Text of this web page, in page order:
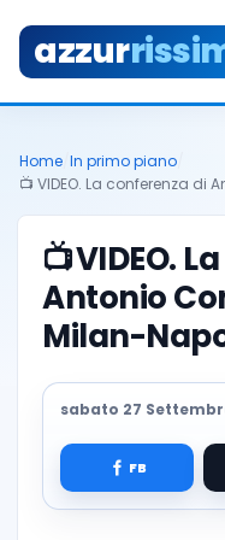
azzur
Home In primo piano
📺 VIDEO. La conferenza di
📺VIDEO.
Antonio
Milan-
sabato 27